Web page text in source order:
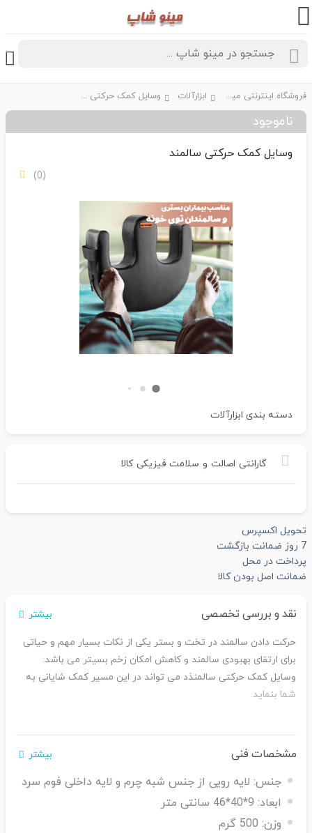
فروشگاه اینترنتی مینو شاپ ابزارآلات وسایل کمک حرکتی سالمند
ناموجود
وسایل کمک حرکتی سالمند
(0)
دسته بندی ابزارآلات
گارانتی اصالت و سلامت فیزیکی کالا
تحویل اکسپرس
7 روز ضمانت بازگشت
پرداخت در محل
ضمانت اصل بودن کالا
نقد و بررسی تخصصی بیشتر
حرکت دادن سالمند در تخت و بستر یکی از نکات بسیار مهم و حیاتی
برای ارتقای بهبودی سالمند و کاهش امکان زخم بسیتر می باشد.
وسایل کمک حرکتی سالمنذد می تواند در این مسیر کمک شایانی به
شما بنماید.
مشخصات فنی بیشتر
جنس: لایه رویی از جنس شبه چرم و لایه داخلی فوم سرد
ابعاد: 9*40*46 سانتی متر
وزن: 500 گرم